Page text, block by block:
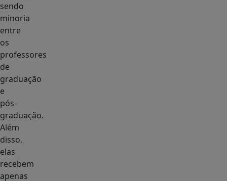
sendo
minoria
entre
os
professores
de
graduação
e
pós-
graduação.
Além
disso,
elas
recebem
apenas